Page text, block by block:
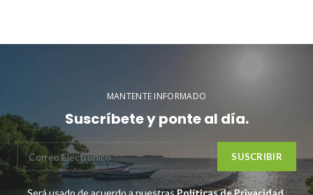
MANTENTE INFORMADO
Suscríbete y ponte al día.
Será usado de acuerdo a nuestrasPolíticas de Privacidad.